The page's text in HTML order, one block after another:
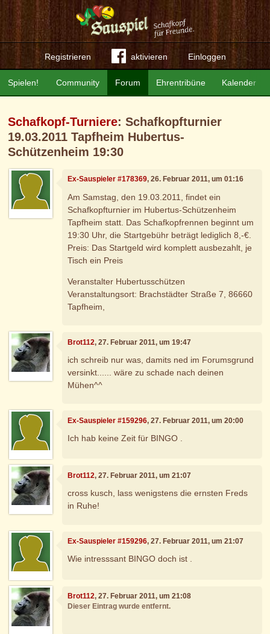
Registrieren aktivieren Einloggen
Community Forum Ehrentribüne Kalender
Spielen!
Schafkopf-Turniere: Schafkopfturnier
19.03.2011 Tapfheim Hubertus-
Schützenheim 19:30
Ex-Sauspieler #178369, 26. Februar 2011, um 01:16
Am Samstag, den 19.03.2011, findet ein
Schafkopfturnier im Hubertus-Schützenheim
Tapfheim statt. Das Schafkopfrennen beginnt um
19:30 Uhr, die Startgebühr beträgt lediglich 8,-€.
Preis: Das Startgeld wird komplett ausbezahlt, je
Tisch ein Preis
Veranstalter Hubertusschützen
Veranstaltungsort: Brachstädter Straße 7, 86660
Tapfheim,
Brot112, 27. Februar 2011, um 19:47
ich schreib nur was, damits ned im Forumsgrund
versinkt...... wäre zu schade nach deinen
Mühen^^
Ex-Sauspieler #159296, 27. Februar 2011, um 20:00
Ich hab keine Zeit für BINGO .
Brot112, 27. Februar 2011, um 21:07
cross kusch, lass wenigstens die ernsten Freds
in Ruhe!
Ex-Sauspieler #159296, 27. Februar 2011, um 21:07
Wie intresssant BINGO doch ist .
Brot112, 27. Februar 2011, um 21:08
Dieser Eintrag wurde entfernt.